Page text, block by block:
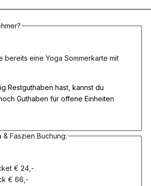
bereits eine Yoga Sommerkarte mit
Restguthaben hast, kannst du
Guthaben für offene Einheiten
& Faszien Buchung:
€ 24,-
€ 66,-